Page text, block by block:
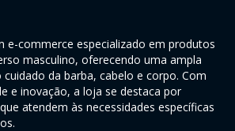
e-commerce especializado em produtos
masculino, oferecendo uma ampla
da barba, cabelo e corpo. Com
e inovação, a loja se destaca por
atendem às necessidades específicas